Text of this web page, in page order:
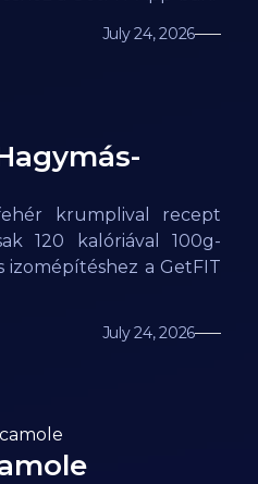
July 24, 2026
krumplival recept
120 kalóriával 100g-
izomépítéshez a GetFIT
July 24, 2026